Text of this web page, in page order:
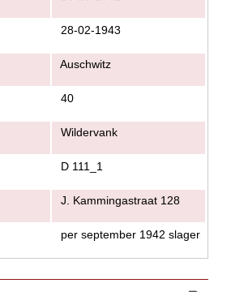
28-02-1943
Auschwitz
40
Wildervank
D 111_1
J. Kammingastraat 128
per september 1942 slager